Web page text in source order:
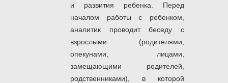
и развития ребенка. Перед
началом работы с ребенком,
аналитик проводит беседу с
взрослыми (родителями,
опекунами, лицами,
замещающими родителей,
родственниками), в которой